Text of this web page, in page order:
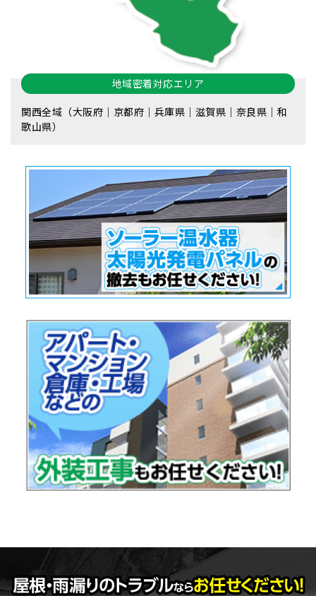
地域密着対応エリア
関西全域（大阪府｜京都府｜兵庫県｜滋賀県｜奈良県｜和
歌山県）